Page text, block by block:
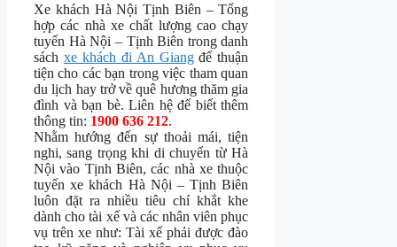
Xe khách Hà Nội Tịnh Biên – Tổng
hợp các nhà xe chất lượng cao chạy
tuyến Hà Nội – Tịnh Biên trong danh
sách xe khách đi An Giangđể thuận
tiện cho các bạn trong việc tham quan
du lịch hay trở về quê hương thăm gia
đình và bạn bè. Liên hệ để biết thêm
thông tin: 1900 636 212.
Nhằm hướng đến sự thoải mái, tiện
nghi, sang trọng khi di chuyển từ Hà
Nội vào Tịnh Biên, các nhà xe thuộc
tuyến xe khách Hà Nội – Tịnh Biên
luôn đặt ra nhiều tiêu chí khắt khe
dành cho tài xế và các nhân viên phục
vụ trên xe như: Tài xế phải được đào